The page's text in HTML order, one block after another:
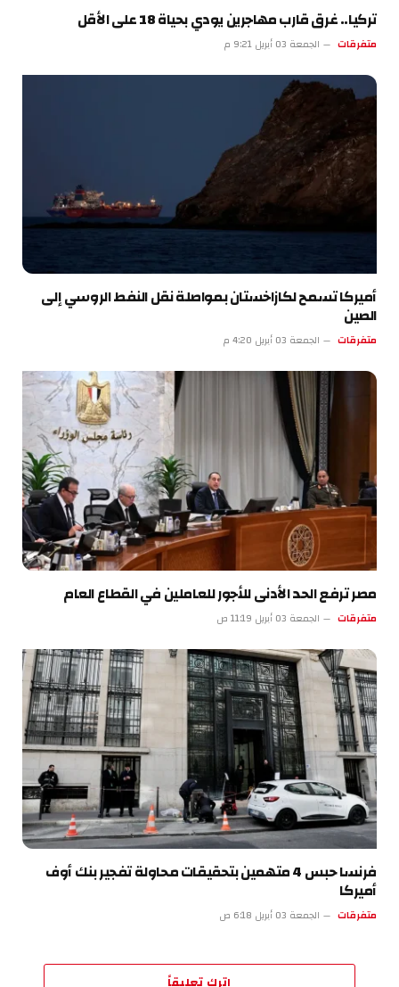
تركيا.. غرق قارب مهاجرين يودي بحياة 18 على الأقل
متفرقات الجمعة 03 أبريل 9:21 م
أميركا تسمح لكازاخستان بمواصلة نقل النفط الروسي إلى
الصين
متفرقات الجمعة 03 أبريل 4:20 م
مصر ترفع الحد الأدنى للأجور للعاملين في القطاع العام
متفرقات الجمعة 03 أبريل 11:19 ص
فرنسا حبس 4 متهمين بتحقيقات محاولة تفجير بنك أوف
أميركا
متفرقات الجمعة 03 أبريل 6:18 ص